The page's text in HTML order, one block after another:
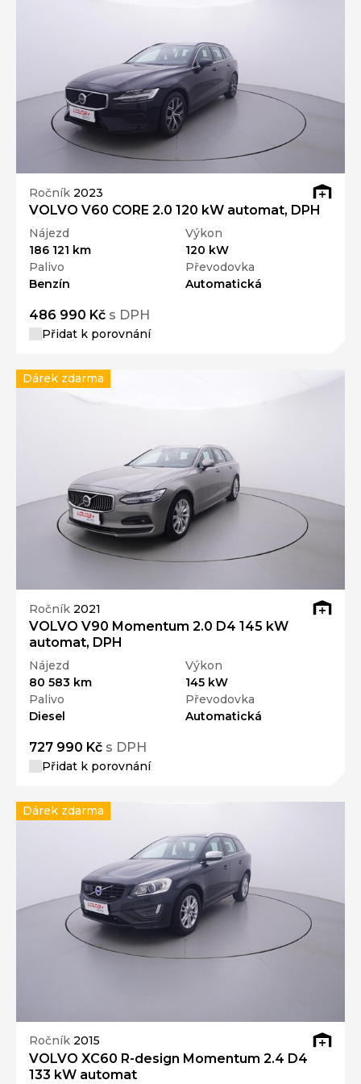
Ročník 2023
VOLVO V60 CORE 2.0 120 kW automat, DPH
Nájezd
186 121 km
Výkon
120 kW
Palivo
Benzín
Převodovka
Automatická
486 990 Kč s DPH
Přidat k porovnání
Ročník 2021
VOLVO V90 Momentum 2.0 D4 145 kW
automat, DPH
Nájezd
80 583 km
Výkon
145 kW
Palivo
Diesel
Převodovka
Automatická
727 990 Kč s DPH
Přidat k porovnání
Dárek zdarma
Ročník 2015
VOLVO XC60 R-design Momentum 2.4 D4
133 kW automat
Dárek zdarma